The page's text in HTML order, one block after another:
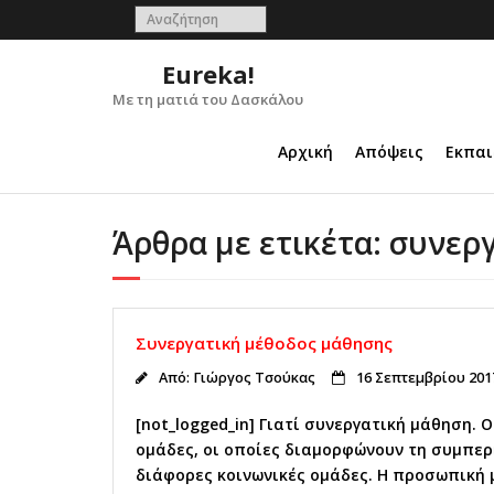
to
Eureka!
Με τη ματιά του Δασκάλου
Αρχική Απόψεις
Άρθρα με ετικέτα:
Συνεργατική μέθοδος μάθησης
Από: Γιώργος Τσούκας 16 Σεπτεμβρίου
[not_logged_in] Γιατί συνεργατική μάθηση.
ομάδες, οι οποίες διαμορφώνουν τη
διάφορες κοινωνικές ομάδες. Η